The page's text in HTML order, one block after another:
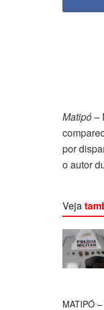
Matipó–
por
o autor
Veja
MATIPÓ